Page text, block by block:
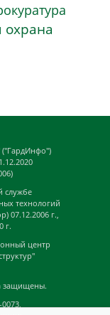
охрана
("ГардИнфо")
службе
технологий
07.12.2006 г.,
г.
центр
защищены.